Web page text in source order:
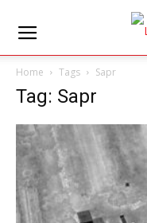
Home Tags Sapr
Tag: Sapr